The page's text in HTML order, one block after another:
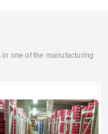
one of the manufacturing